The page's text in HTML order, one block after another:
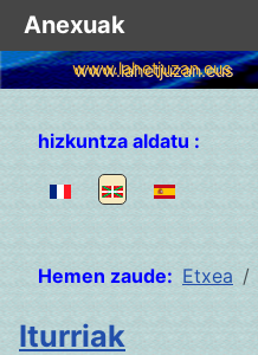
www.lahetjuzan.eus
Hautatu zure hizkuntza
hizkuntza aldatu :
Hemen zaude: Etxea
Iturriak
Anexuak